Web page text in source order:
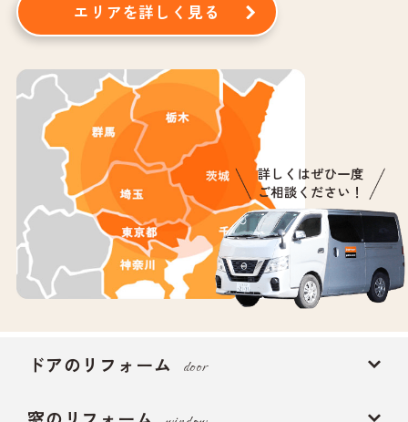
エリアを詳しく見る
ドアのリフォーム door